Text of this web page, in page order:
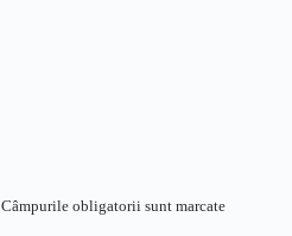
Câmpurile obligatorii sunt marcate